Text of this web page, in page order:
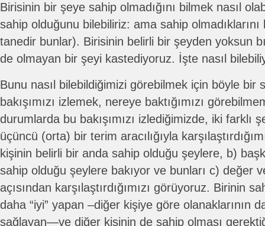
Birisinin bir şeye sahip olmadığını bilmek nasıl
sahip olduğunu bilebiliriz: ama sahip
tanedir bunlar). Birisinin belirli bir şeyden yoksun
de olmayan bir şeyi kastediyoruz. İşte nasıl
Bunu nasıl bilebildiğimizi görebilmek için böyle bir
bakışımızı izlemek, nereye baktığımızı
durumlarda bu bakışımızı izlediğimizde, iki farklı
üçüncü (orta) bir terim aracılığıyla
kişinin belirli bir anda sahip olduğu şeylere, b)
sahip olduğu şeylere bakıyor ve bunları c) değer
açısından karşılaştırdığımızı görüyoruz. Birinin
daha “iyi” yapan –diğer kişiye göre olanaklarının
sağlayan—ve diğer kişinin de sahip olması